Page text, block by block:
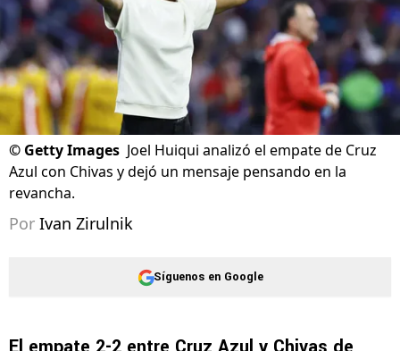
© Getty Images Joel Huiqui analizó el empate de Cruz
Azul con Chivas y dejó un mensaje pensando en la
revancha.
Por Ivan Zirulnik
Síguenos en Google